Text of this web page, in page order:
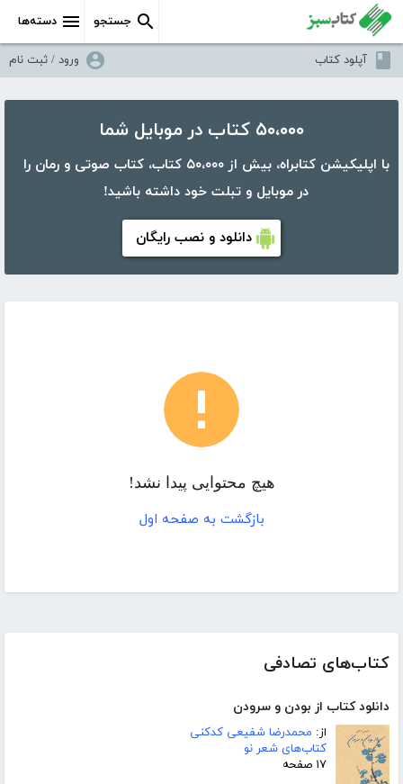
دسته‌ها جستجو
آپلود کتاب ورود / ثبت نام
۵۰،۰۰۰ کتاب در موبایل شما
با اپلیکیشن کتابراه، بیش از ۵۰،۰۰۰ کتاب، کتاب صوتی و رمان را
در موبایل و تبلت خود داشته باشید!
دانلود و نصب رایگان
کتاب‌های تصادفی
دانلود کتاب از بودن و سرودن
از: محمدرضا شفیعی کدکنی
کتاب‌های شعر نو
۱۷ صفحه
هیچ محتوایی پیدا نشد!
بازگشت به صفحه اول